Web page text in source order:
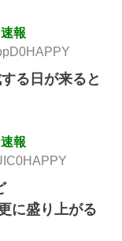
報
る日が来ると
報
に盛り上がる